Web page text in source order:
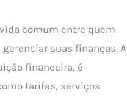
comum entre quem
suas finanças. A
financeira, é
tarifas, serviços